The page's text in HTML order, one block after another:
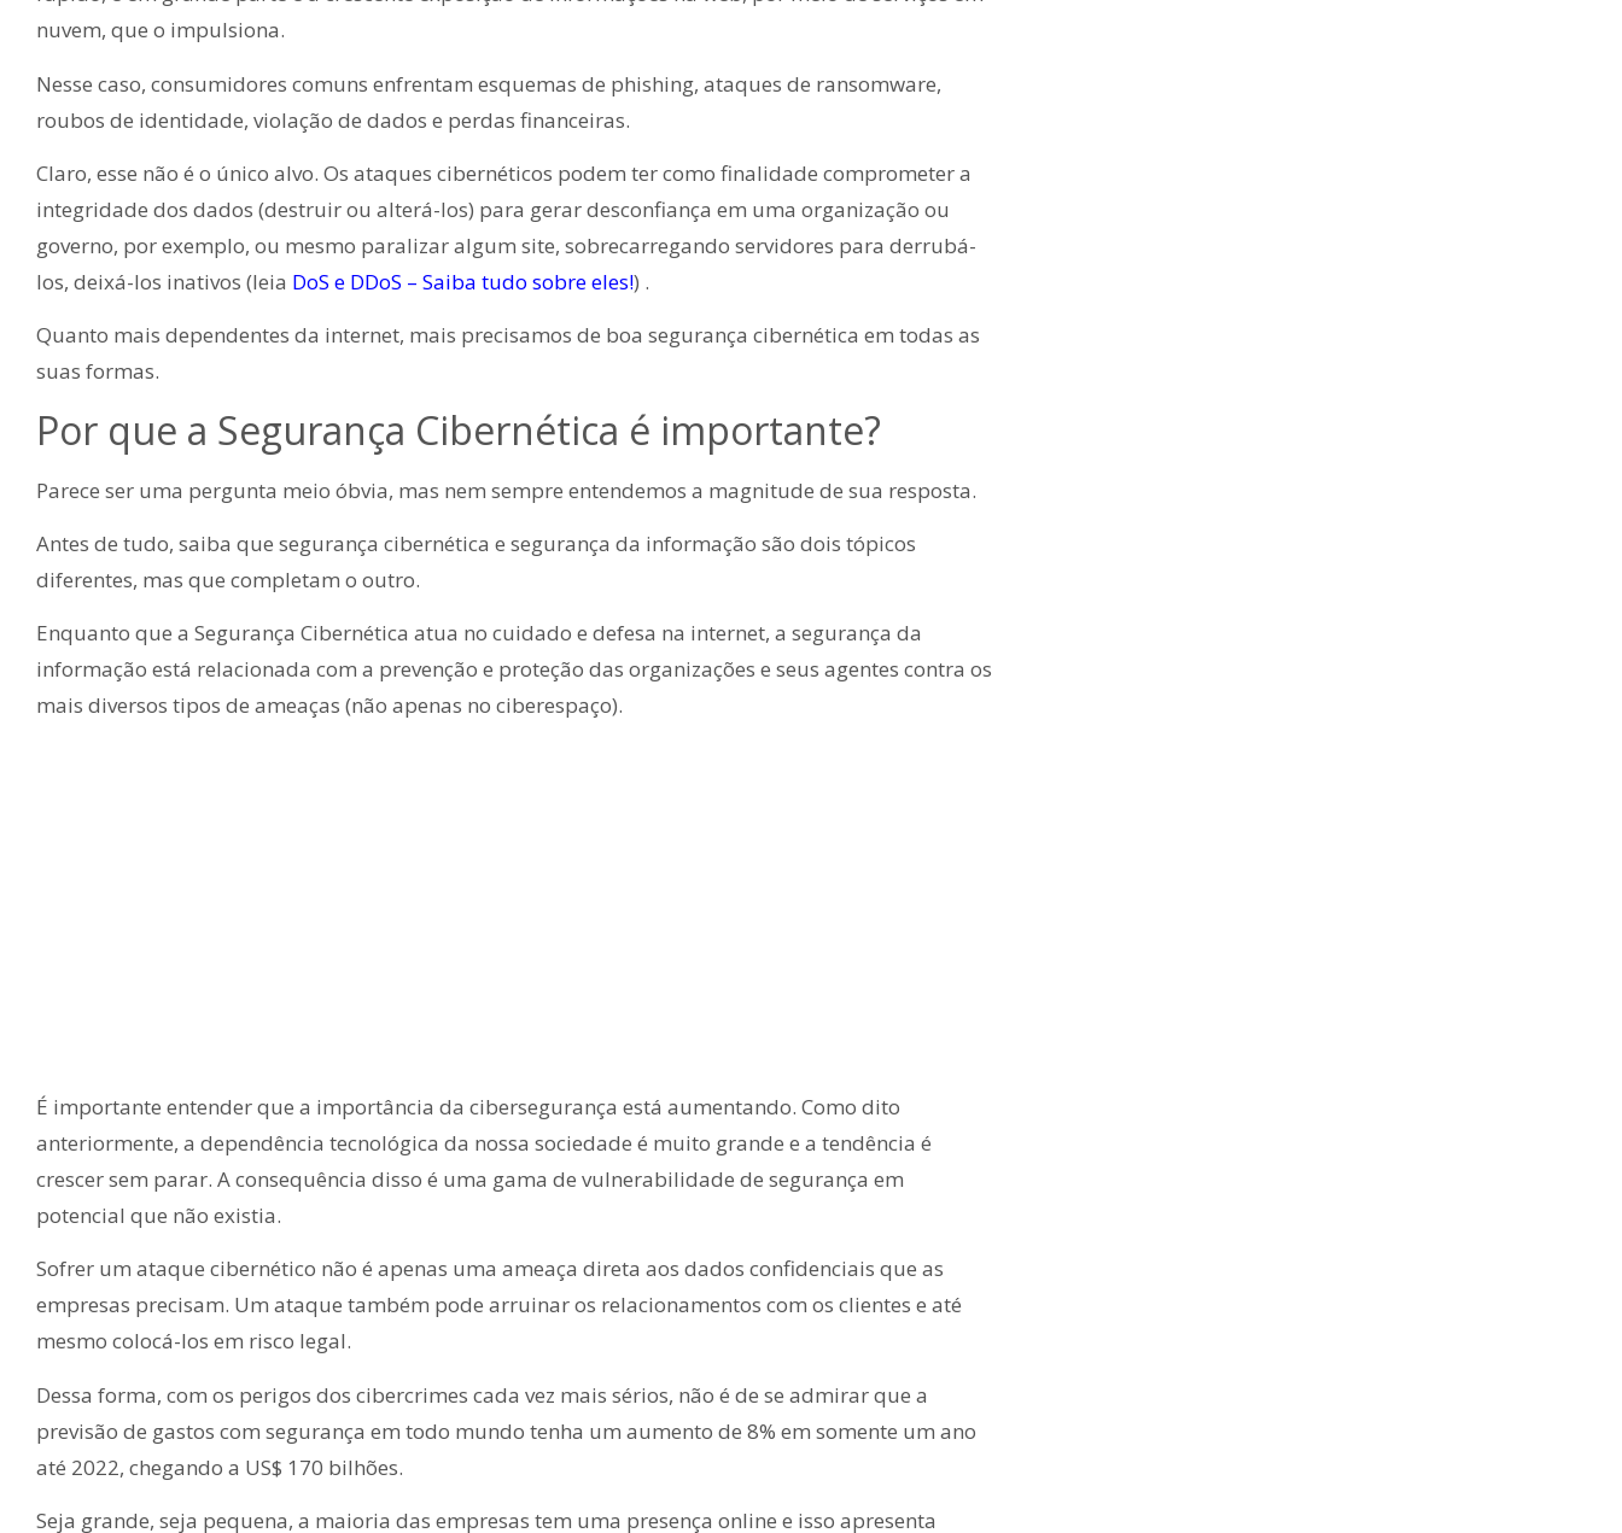
nuvem, que o impulsiona.
Nesse caso, consumidores comuns enfrentam esquemas de phishing, ataques de ransomware,
roubos de identidade, violação de dados e perdas financeiras.
Claro, esse não é o único alvo. Os ataques cibernéticos podem ter como finalidade comprometer a
integridade dos dados (destruir ou alterá-los) para gerar desconfiança em uma organização ou
governo, por exemplo, ou mesmo paralizar algum site, sobrecarregando servidores para derrubá-
los, deixá-los inativos (leia DoS e DDoS – Saiba tudo sobre eles!) .
Quanto mais dependentes da internet, mais precisamos de boa segurança cibernética em todas as
suas formas.
Por que a Segurança Cibernética é importante?
Parece ser uma pergunta meio óbvia, mas nem sempre entendemos a magnitude de sua resposta.
Antes de tudo, saiba que segurança cibernética e segurança da informação são dois tópicos
diferentes, mas que completam o outro.
Enquanto que a Segurança Cibernética atua no cuidado e defesa na internet, a segurança da
informação está relacionada com a prevenção e proteção das organizações e seus agentes contra os
mais diversos tipos de ameaças (não apenas no ciberespaço).
É importante entender que a importância da cibersegurança está aumentando. Como dito
anteriormente, a dependência tecnológica da nossa sociedade é muito grande e a tendência é
crescer sem parar. A consequência disso é uma gama de vulnerabilidade de segurança em
potencial que não existia.
Sofrer um ataque cibernético não é apenas uma ameaça direta aos dados confidenciais que as
empresas precisam. Um ataque também pode arruinar os relacionamentos com os clientes e até
mesmo colocá-los em risco legal.
Dessa forma, com os perigos dos cibercrimes cada vez mais sérios, não é de se admirar que a
previsão de gastos com segurança em todo mundo tenha um aumento de 8% em somente um ano
até 2022, chegando a US$ 170 bilhões.
Seja grande, seja pequena, a maioria das empresas tem uma presença online e isso apresenta